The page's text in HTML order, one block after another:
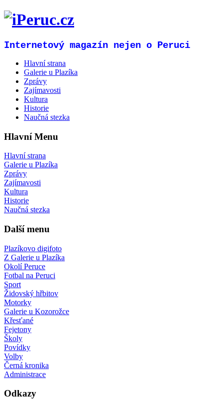
Internetový magazín nejen o Peruci
Hlavní strana
Galerie u Plazíka
Zprávy
Zajímavosti
Kultura
Historie
Naučná stezka
Hlavní Menu
Hlavní strana
Galerie u Plazíka
Zprávy
Zajímavosti
Kultura
Historie
Naučná stezka
Další menu
Plazíkovo digifoto
Z Galerie u Plazíka
Okolí Peruce
Fotbal na Peruci
Sport
Židovský hřbitov
Motorky
Galerie u Kozorožce
Křesťané
Fejetony
Školy
Povídky
Volby
Černá kronika
Administrace
Odkazy